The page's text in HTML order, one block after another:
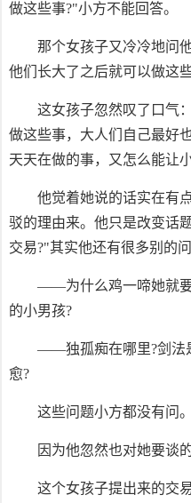
做这些事?"小方不能回答。
那个女孩子又冷冷地问
他们长大了之后就可以做这
这女孩子忽然叹了口气
做这些事，大人们自己最好
天天在做的事，又怎么能让
他觉着她说的话实在有
驳的理由来。他只是改变话
交易?"其实他还有很多别的
——为什么鸡一啼她就
的小男孩?
——独孤痴在哪里?剑法
愈?
这些问题小方都没有问。
因为他忽然也对她要谈
这个女孩子提出来的交